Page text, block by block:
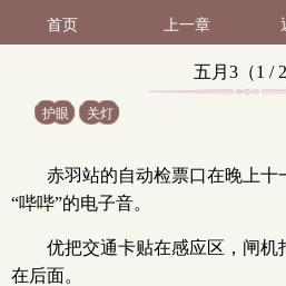
首页 上一章
五月3（1 / 2
护眼 关灯
赤羽站的自动检票口在晚上十
“哔哔”的电子音。
优把交通卡贴在感应区，闸机
在后面。